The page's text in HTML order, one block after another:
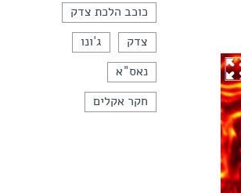
כוכב הלכת צדק
צדק ג'ונו
נאס"א
חקר אקלים